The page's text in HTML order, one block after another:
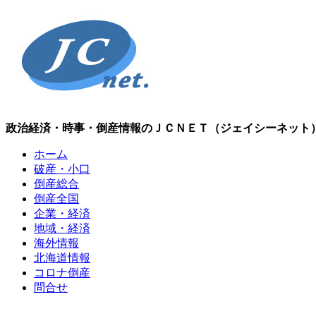
政治経済・時事・倒産情報のＪＣＮＥＴ（ジェイシーネット）
ホーム
破産・小口
倒産総合
倒産全国
企業・経済
地域・経済
海外情報
北海道情報
コロナ倒産
問合せ